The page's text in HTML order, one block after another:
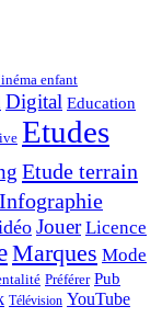
enfant
Digital Education
Etudes
Etude terrain
Infographie
Jouer Licence
Marques Mode
Préférer Pub
Télévision YouTube